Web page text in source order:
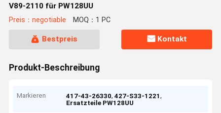
V89-2110 für PW128UU
Preis：negotiable MOQ：1 PC
Bestpreis Kontakt
Produkt-Beschreibung
Markieren 417-43-26330,427-S33-1221,
Ersatzteile PW128UU